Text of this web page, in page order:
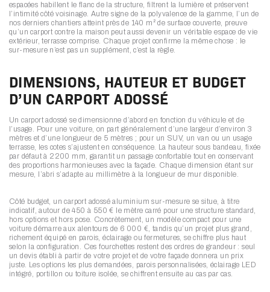
espacées habillent le flanc de la structure, filtrent la lumière et préservent
l’intimité côté voisinage. Autre signe de la polyvalence de la gamme, l’un de
nos derniers chantiers atteint près de 140 m² de surface couverte, preuve
qu’un carport contre la maison peut aussi devenir un véritable espace de vie
extérieur, terrasse comprise. Chaque projet confirme la même chose : le
sur-mesure n’est pas un supplément, c’est la règle.
DIMENSIONS, HAUTEUR ET BUDGET
D’UN CARPORT ADOSSÉ
Un carport adossé se dimensionne d’abord en fonction du véhicule et de
l’usage. Pour une voiture, on part généralement d’une largeur d’environ 3
mètres et d’une longueur de 5 mètres ; pour un SUV, un van ou un usage
terrasse, les cotes s’ajustent en conséquence. La hauteur sous bandeau, fixée
par défaut à 2200 mm, garantit un passage confortable tout en conservant
des proportions harmonieuses avec la façade. Chaque dimension étant sur
mesure, l’abri s’adapte au millimètre à la longueur de mur disponible.
Côté budget, un carport adossé aluminium sur-mesure se situe, à titre
indicatif, autour de 450 à 550 € le mètre carré pour une structure standard,
hors options et hors pose. Concrètement, un modèle compact pour une
voiture démarre aux alentours de 6 000 €, tandis qu’un projet plus grand,
richement équipé en parois, éclairage ou fermetures, se chiffre plus haut
selon la configuration. Ces fourchettes restent des ordres de grandeur : seul
un devis établi à partir de votre projet et de votre façade donnera un prix
juste. Les options les plus demandées, parois personnalisées, éclairage LED
intégré, portillon ou toiture isolée, se chiffrent ensuite au cas par cas.